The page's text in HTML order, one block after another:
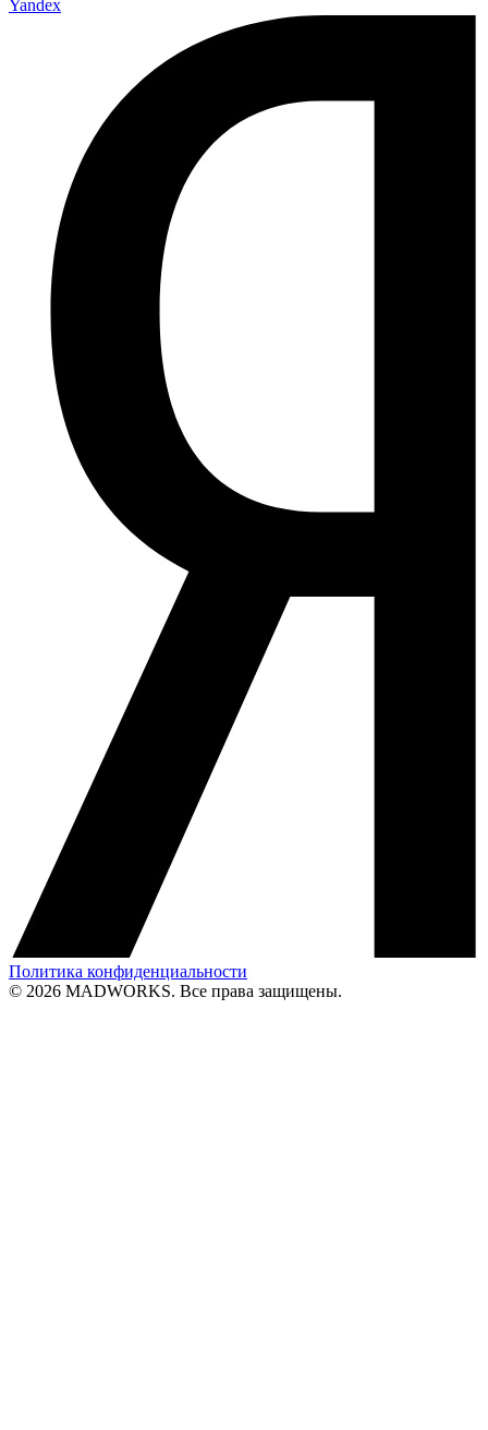
Yandex
Политика конфиденциальности
© 2026 MADWORKS. Все права защищены.